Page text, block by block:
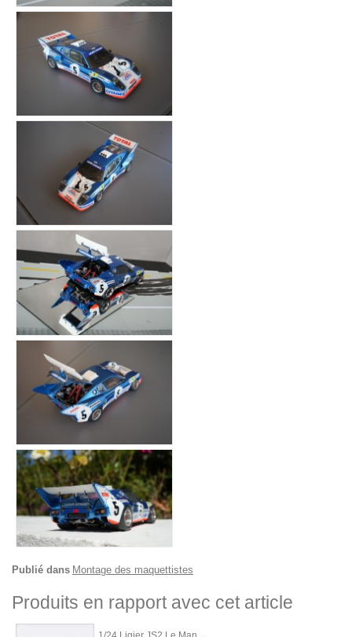
Publié dans Montage des maquettistes
Produits en rapport avec cet article